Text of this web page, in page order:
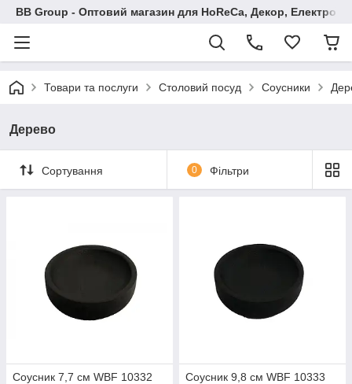
BB Group - Оптовий магазин для HoReCa, Декор,
Товари та послуги Столовий посуд Соусники
Дерево
Сортування 0 Фільтри
Соусник 7,7 см WBF 10332
Соусник 9,8 см WBF 10333